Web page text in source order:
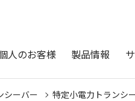
人のお客様 製品情報
シーバー 特定小電力トランシ